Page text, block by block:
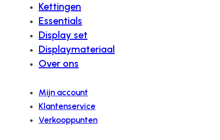
Kettingen
Essentials
Display set
Displaymateriaal
Over ons
Mijn account
Klantenservice
Verkooppunten